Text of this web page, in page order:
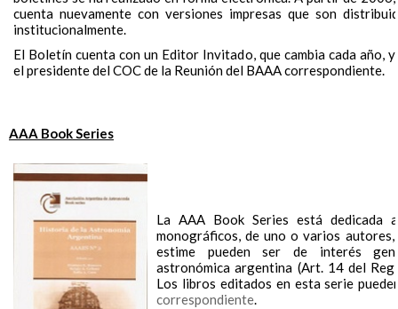
cuenta nuevamente con versiones impresas que son
institucionalmente.
El Boletín cuenta con un Editor Invitado, que cambia cada año, y
el presidente del COC de la Reunión del BAAA correspondiente.
AAA Book Series
La AAA Book Series está dedicada
monográficos, de uno o varios
estime pueden ser de interés
astronómica argentina (Art. 14 del
Los libros editados en esta serie
correspondiente.